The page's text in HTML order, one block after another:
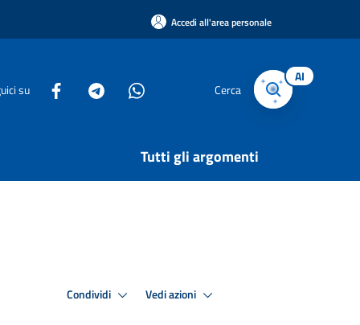
Accedi all'area personale
su Cerca
AI
Tutti gli argomenti
Condividi Vedi azioni